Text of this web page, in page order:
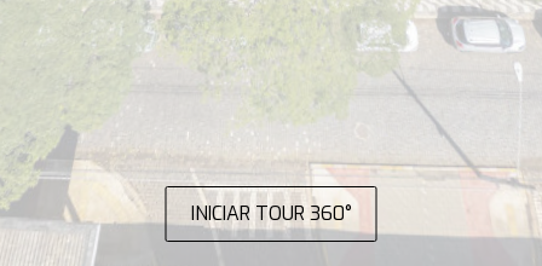
INICIAR TOUR 360°